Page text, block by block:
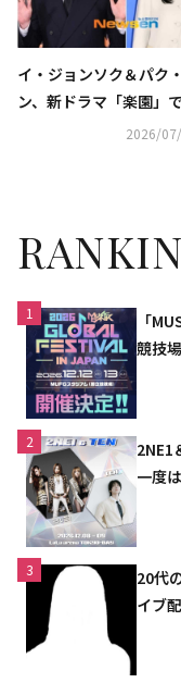
イ・ジョンソク＆パク
ン、新ドラマ「楽園」
2026/
1
「
競技
2
2NE1
一度
3
20代
イブ